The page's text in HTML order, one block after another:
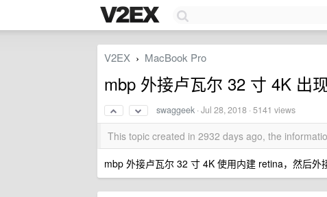
V2EX › MacBook Pro
mbp 外接卢瓦尔 32 寸 4K 出
swaggeek ·Jul 28, 2018 · 5141 views
This topic created in 2932 days ago, the
mbp 外接卢瓦尔 32 寸 4K 使用内建 retina，然后